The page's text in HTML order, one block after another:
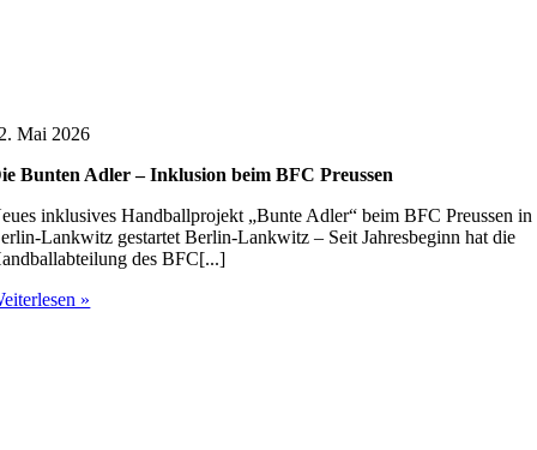
Mai 2026
Bunten Adler – Inklusion beim BFC Preussen
inklusives Handballprojekt „Bunte Adler“ beim BFC Preussen in
Lankwitz gestartet Berlin-Lankwitz – Seit Jahresbeginn hat die
des BFC[...]
»